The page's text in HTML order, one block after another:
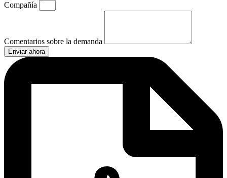
Compañía
Comentarios sobre la demanda
Enviar ahora